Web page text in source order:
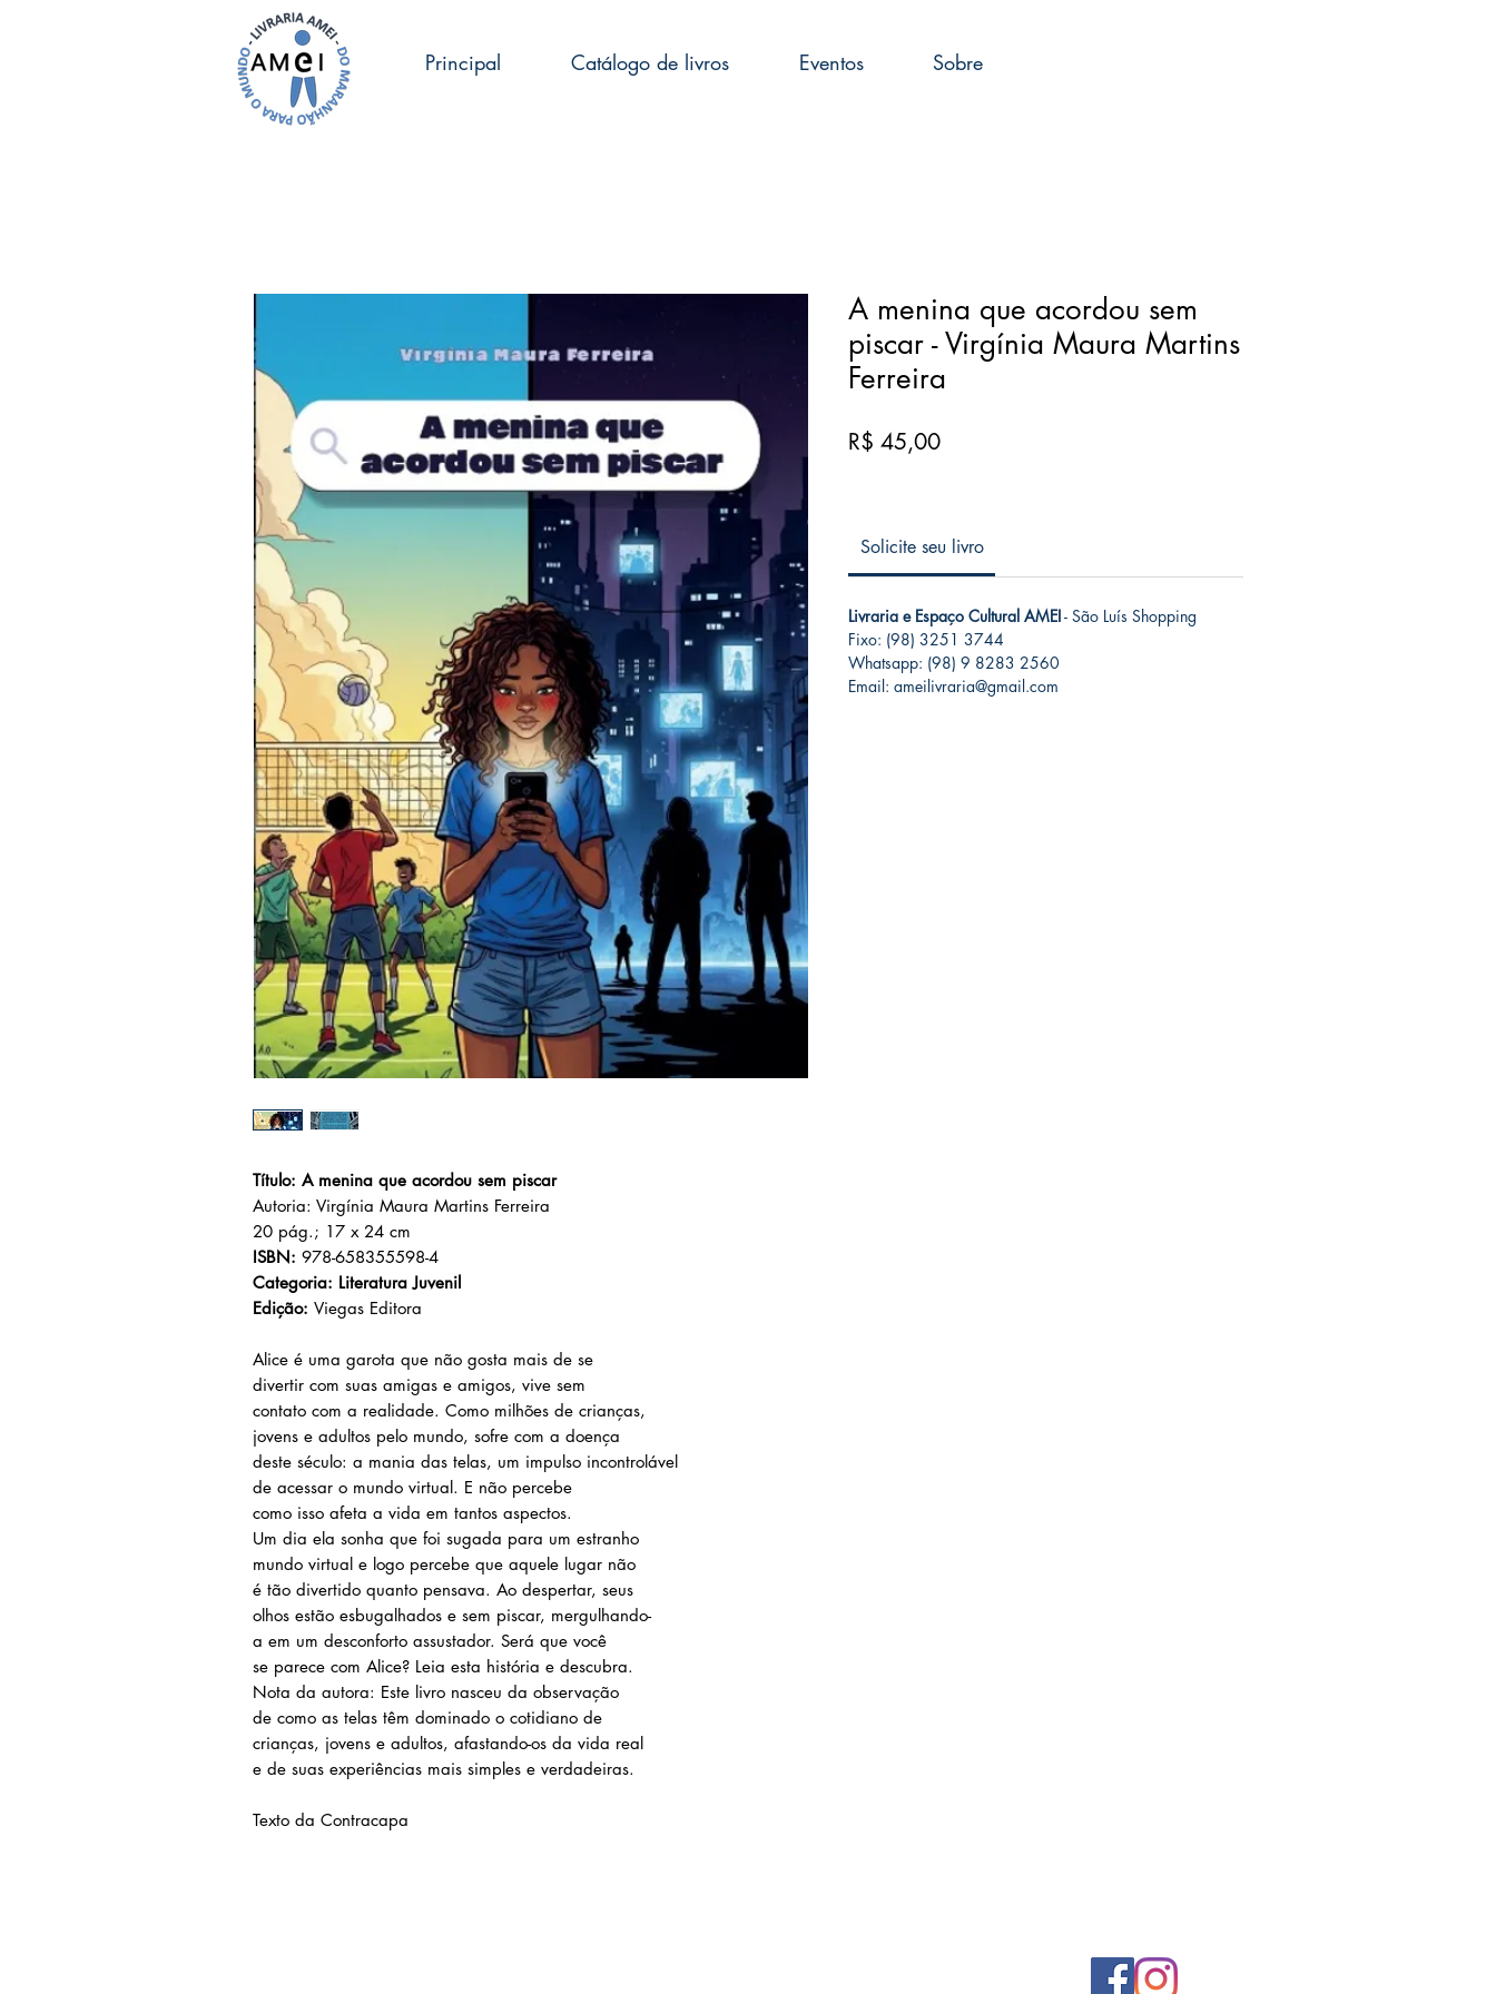
Principal Catálogo de livros Eventos Sobre
Título: A menina que acordou sem piscar
Autoria: Virgínia Maura Martins Ferreira
20 pág.; 17 x 24 cm
ISBN: 978-658355598-4
Categoria: Literatura Juvenil
Edição: Viegas Editora
Alice é uma garota que não gosta mais de se
divertir com suas amigas e amigos, vive sem
contato com a realidade. Como milhões de crianças,
jovens e adultos pelo mundo, sofre com a doença
deste século: a mania das telas, um impulso incontrolável
de acessar o mundo virtual. E não percebe
como isso afeta a vida em tantos aspectos.
Um dia ela sonha que foi sugada para um estranho
mundo virtual e logo percebe que aquele lugar não
é tão divertido quanto pensava. Ao despertar, seus
olhos estão esbugalhados e sem piscar, mergulhando-
a em um desconforto assustador. Será que você
se parece com Alice? Leia esta história e descubra.
Nota da autora: Este livro nasceu da observação
de como as telas têm dominado o cotidiano de
crianças, jovens e adultos, afastando-os da vida real
e de suas experiências mais simples e verdadeiras.
Texto da Contracapa
A menina que acordou sem
piscar - Virgínia Maura Martins
Ferreira
R$ 45,00Preço
Solicite seu livro
Livraria e Espaço Cultural AMEI- São Luís Shopping
Fixo: (98) 3251 3744
Whatsapp: (98) 9 8283 2560
Email: ameilivraria@gmail.com